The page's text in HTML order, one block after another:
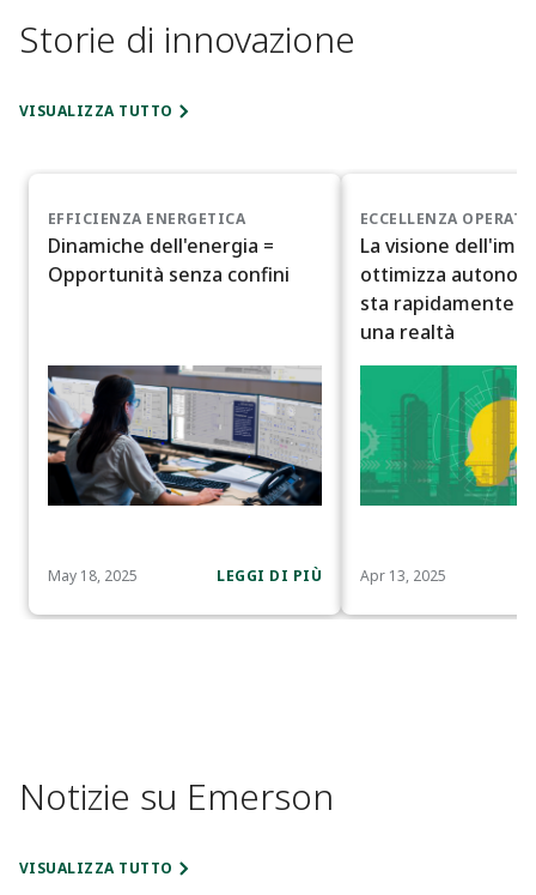
Storie di innovazione
VISUALIZZA TUTTO
EFFICIENZA ENERGETICA
Dinamiche dell'energia =
Opportunità senza confini
May 18, 2025 LEGGI DI PIÙ
ECCELLENZA
La visione
ottimizza
sta rapidamente
una realtà
Apr 13, 2025
Notizie su Emerson
VISUALIZZA TUTTO